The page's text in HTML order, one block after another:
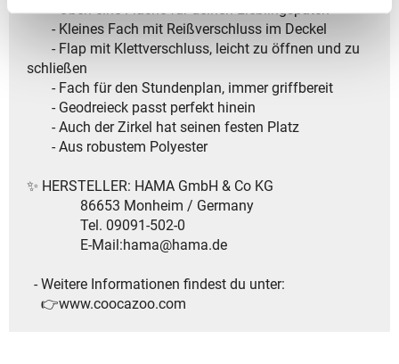
- Oben eine Fläche für deinen Lieblingspatch
- Kleines Fach mit Reißverschluss im Deckel
- Flap mit Klettverschluss, leicht zu öffnen und zu
schließen
- Fach für den Stundenplan, immer griffbereit
- Geodreieck passt perfekt hinein
- Auch der Zirkel hat seinen festen Platz
- Aus robustem Polyester
✨ HERSTELLER: HAMA GmbH & Co KG
86653 Monheim / Germany
Tel. 09091-502-0
E-Mail:hama@hama.de
- Weitere Informationen findest du unter:
👉www.coocazoo.com